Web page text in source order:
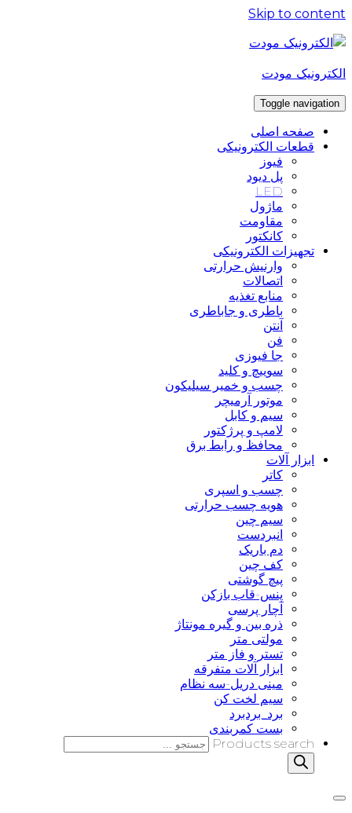
Skip to content
الکترونیک مودت
Toggle navigation
صفحه اصلی
قطعات الکترونیکی
فیوز
پل دیود
LED
ماژول
مقاومت
کانکتور
تجهیزات الکترونیکی
وارنیش حرارتی
اتصالات
منابع تغذیه
باطری و جاباطری
آنتن
فن
جا فیوزی
سوییچ و کلید
چسب و خمیر سیلیکون
موتور آرمیچر
سیم و کابل
لامپ و پرژکتور
محافظ و رابط برق
ابزار آلات
کاتر
چسب و اسپری
هویه چسب حرارتی
سیم چین
انبردست
دم باریک
کف چین
پیچ گوشتی
پنس-قاب بازکن
آچار پرسی
ذره بین و گیره مونتاژ
مولتی متر
تستر و فاز متر
ابزار آلات متفرقه
مینی دریل-سه نظام
سیم لخت کن
برد_بردبرد
بست کمربندی
Products search